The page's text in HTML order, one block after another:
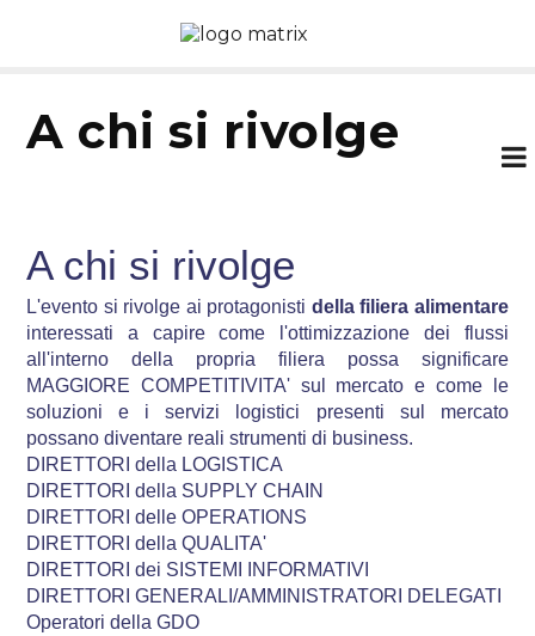
a chi si rivolge
A chi si rivolge
L'evento si rivolge ai protagonisti della filiera alimentare
interessati a capirecome l'ottimizzazione dei flussi
all'interno della propria filiera possa significare
MAGGIORE COMPETITIVITA' sul mercato e come le
soluzioni e i servizi logistici presenti sul mercato
possano diventare reali strumenti di business.
DIRETTORI della LOGISTICA
DIRETTORI della SUPPLY CHAIN
DIRETTORI delle OPERATIONS
DIRETTORI della QUALITA'
DIRETTORI dei SISTEMI INFORMATIVI
DIRETTORI GENERALI/AMMINISTRATORI DELEGATI
Operatori della GDO